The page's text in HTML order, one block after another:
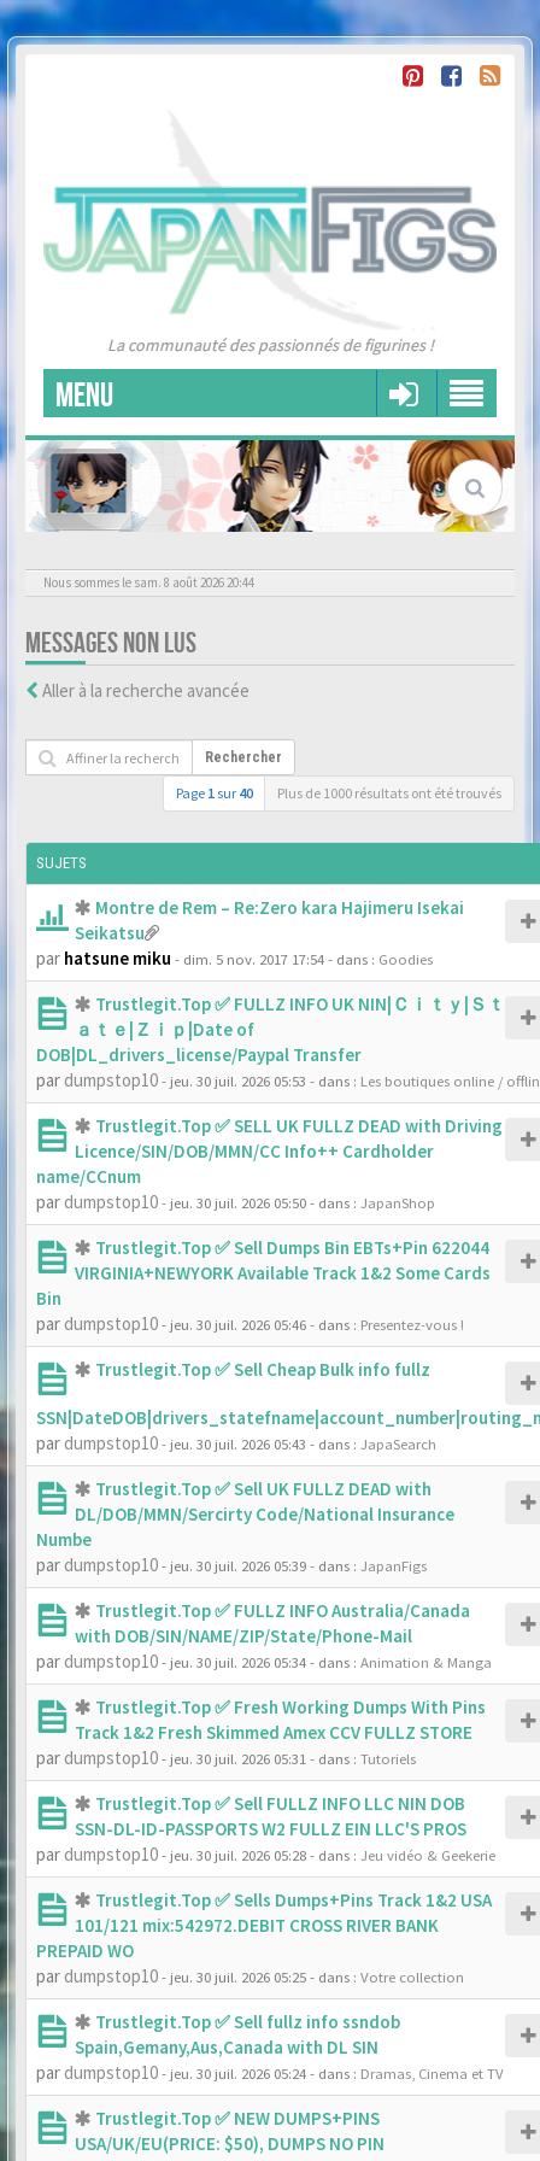
La communauté des passionnés de figurines !
MENU
Nous sommes le sam. 8 août 2026 20:44
MESSAGES NON LUS
Aller à la recherche avancée
Rechercher
Page 1 sur 40 Plus de 1000 résultats ont été trouvés
SUJETS
Montre de Rem – Re:Zero kara Hajimeru Isekai
Seikatsu
par hatsune miku - dim. 5 nov. 2017 17:54- dans : Goodies
Trustlegit.Top ✅ FULLZ INFO UK NIN|Ｃｉｔｙ|Ｓｔ
ａｔｅ|Ｚｉｐ|Date of
DOB|DL_drivers_license/Paypal Transfer
par dumpstop10- jeu. 30 juil. 2026 05:53 - dans : Les boutiques online /
Trustlegit.Top ✅ SELL UK FULLZ DEAD with Driving
Licence/SIN/DOB/MMN/CC Info++ Cardholder
name/CCnum
par dumpstop10- jeu. 30 juil. 2026 05:50- dans : JapanShop
Trustlegit.Top ✅ Sell Dumps Bin EBTs+Pin 622044
VIRGINIA+NEWYORK Available Track 1&2 Some Cards
Bin
par dumpstop10- jeu. 30 juil. 2026 05:46- dans : Presentez-vous !
Trustlegit.Top ✅ Sell Cheap Bulk info fullz
par dumpstop10- jeu. 30 juil. 2026 05:43 - dans : JapaSearch
Trustlegit.Top ✅ Sell UK FULLZ DEAD with
DL/DOB/MMN/Sercirty Code/National Insurance
Numbe
par dumpstop10- jeu. 30 juil. 2026 05:39- dans : JapanFigs
Trustlegit.Top ✅ FULLZ INFO Australia/Canada
with DOB/SIN/NAME/ZIP/State/Phone-Mail
par dumpstop10- jeu. 30 juil. 2026 05:34- dans : Animation & Manga
Trustlegit.Top ✅ Fresh Working Dumps With Pins
Track 1&2 Fresh Skimmed Amex CCV FULLZ STORE
par dumpstop10- jeu. 30 juil. 2026 05:31 - dans : Tutoriels
Trustlegit.Top ✅ Sell FULLZ INFO LLC NIN DOB
SSN-DL-ID-PASSPORTS W2 FULLZ EIN LLC'S PROS
par dumpstop10- jeu. 30 juil. 2026 05:28- dans : Jeu vidéo & Geekerie
Trustlegit.Top ✅ Sells Dumps+Pins Track 1&2 USA
101/121 mix:542972.DEBIT CROSS RIVER BANK
PREPAID WO
par dumpstop10- jeu. 30 juil. 2026 05:25- dans : Votre collection
Trustlegit.Top ✅ Sell fullz info ssndob
Spain,Gemany,Aus,Canada with DL SIN
par dumpstop10- jeu. 30 juil. 2026 05:24- dans : Dramas, Cinema et TV
Trustlegit.Top ✅ NEW DUMPS+PINS
USA/UK/EU(PRICE: $50), DUMPS NO PIN